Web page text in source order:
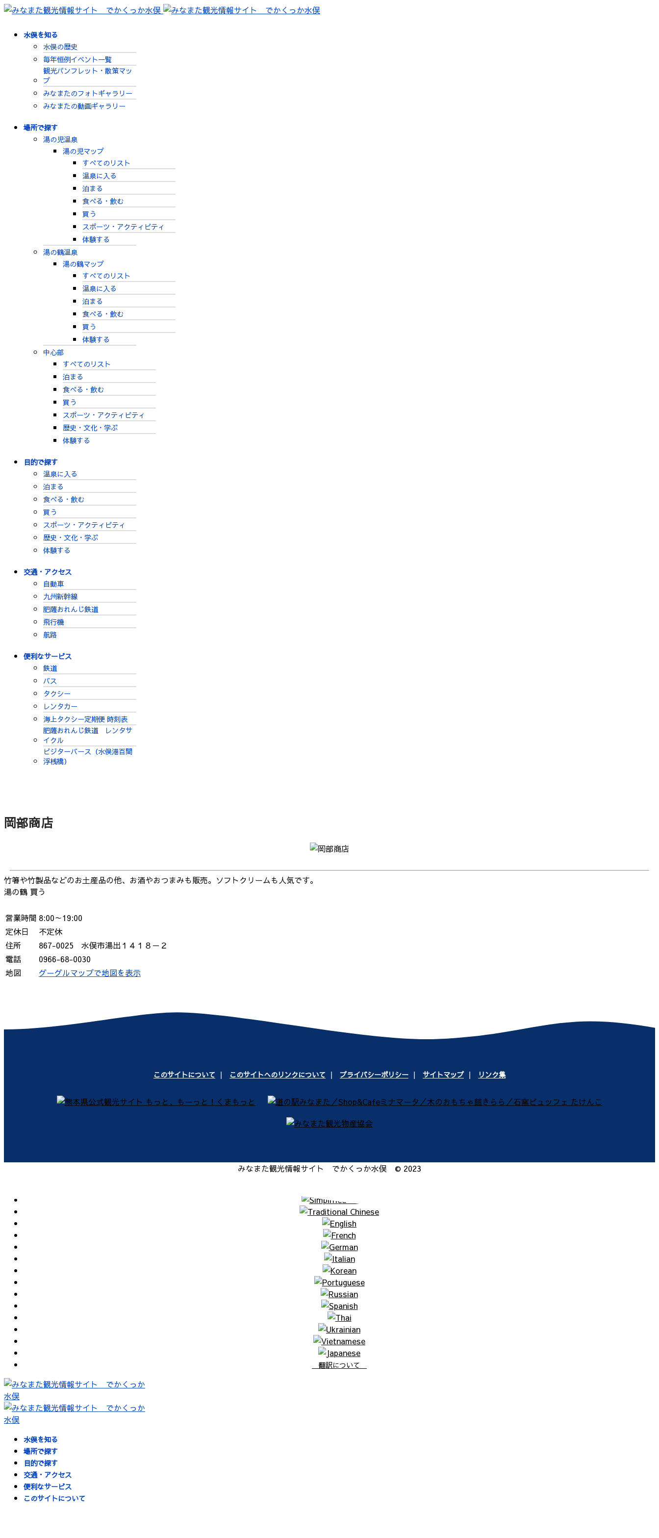
水俣を知る
水俣の歴史
毎年恒例イベント一覧
観光パンフレット・散策マッ
プ
みなまたのフォトギャラリー
みなまたの動画ギャラリー
場所で探す
湯の児温泉
湯の児マップ
すべてのリスト
温泉に入る
泊まる
食べる・飲む
買う
スポーツ・アクティビティ
体験する
湯の鶴温泉
湯の鶴マップ
すべてのリスト
温泉に入る
泊まる
食べる・飲む
買う
体験する
中心部
すべてのリスト
泊まる
食べる・飲む
買う
スポーツ・アクティビティ
歴史・文化・学ぶ
体験する
目的で探す
温泉に入る
泊まる
食べる・飲む
買う
スポーツ・アクティビティ
歴史・文化・学ぶ
体験する
交通・アクセス
自動車
九州新幹線
肥薩おれんじ鉄道
飛行機
航路
便利なサービス
鉄道
バス
タクシー
レンタカー
海上タクシー定期便 時刻表
肥薩おれんじ鉄道 レンタサ
イクル
ビジターバース（水俣港百間
浮桟橋）
岡部商店
竹箸や竹製品などのお土産品の他、お酒やおつまみも販売。ソフトクリームも人気です。
湯の鶴 買う
営業時間 8:00～19:00
定休日
不定休
住所
867-0025 水俣市湯出１４１８－２
電話
0966-68-0030
地図
グーグルマップで地図を表示
このサイトについて このサイトへのリンクについて プライバシーポリシー サイトマップ リンク集
みなまた観光情報サイト でかくっか水俣 © 2023
翻訳について
水俣を知る
場所で探す
目的で探す
交通・アクセス
便利なサービス
このサイトについて